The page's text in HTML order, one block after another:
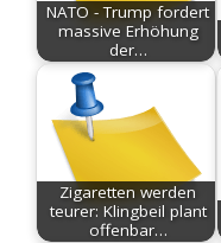
NATO - Trump fordert
massive Erhöhung
der…
Zigaretten werden
teurer: Klingbeil plant
offenbar…